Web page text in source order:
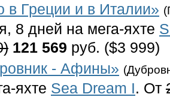
в Греции и в Италии»
8 дней на мега-яхте
121 569 руб. ($3 999)
- Афины»
яхте Sea Dream I. От